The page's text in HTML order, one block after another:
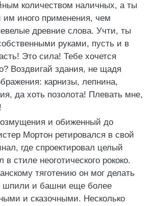
количеством наличных, а ты
иного применения, чем
древние слова. Учти, ты
руками, пусть и в
Это сила! Тебе хочется
Воздвигай здания, не щадя
карнизы, лепнина,
да хоть позолота! Плевать мне,
и обиженный до
Мортон ретировался в свой
где спроектировал целый
в стиле неоготического рококо.
тяготению он мог делать
шпили и башни еще более
и сказочными. Несколько